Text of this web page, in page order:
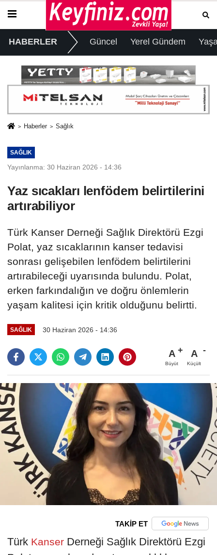
HABERLER Güncel Yerel Gündem
Haberler Sağlık
SAĞLIK
Yayınlanma: 30 Haziran 2026 - 14:36
Yaz sıcakları lenfödem belirtilerini
artırabiliyor
Türk Kanser Derneği Sağlık Direktörü Ezgi
Polat, yaz sıcaklarının kanser tedavisi
sonrası gelişebilen lenfödem belirtilerini
artırabileceği uyarısında bulundu. Polat,
erken farkındalığın ve doğru önlemlerin
yaşam kalitesi için kritik olduğunu belirtti.
SAĞLIK 30 Haziran 2026 - 14:36
A
Büyüt
A
Küçült
TAKİP ET
Türk Kanser Derneği Sağlık Direktörü Ezgi